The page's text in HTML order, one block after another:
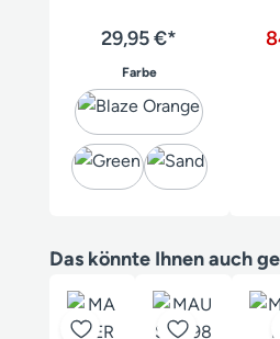
29,95 €*
Farbeauswählen
Produktgalerie überspringen
Das könnte Ihnen auch